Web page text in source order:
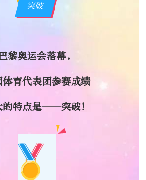
突破
巴黎奥运会落幕，
体育代表团参赛成绩
的特点是——突破！